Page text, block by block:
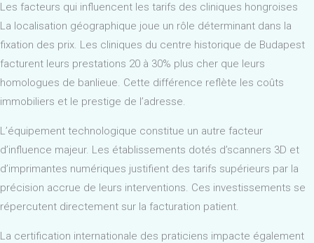
Les facteurs qui influencent les tarifs des cliniques hongroises
La localisation géographique joue un rôle déterminant dans la
fixation des prix. Les cliniques du centre historique de Budapest
facturent leurs prestations 20 à 30% plus cher que leurs
homologues de banlieue. Cette différence reflète les coûts
immobiliers et le prestige de l’adresse.
L’équipement technologique constitue un autre facteur
d’influence majeur. Les établissements dotés d’scanners 3D et
d’imprimantes numériques justifient des tarifs supérieurs par la
précision accrue de leurs interventions. Ces investissements se
répercutent directement sur la facturation patient.
La certification internationale des praticiens impacte également